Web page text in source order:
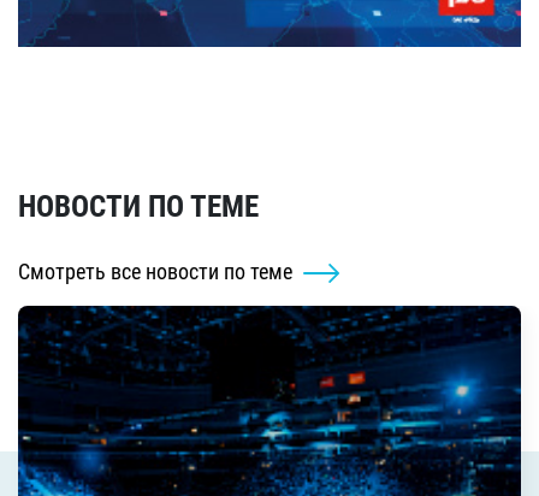
НОВОСТИ ПО ТЕМЕ
Смотреть все новости по теме